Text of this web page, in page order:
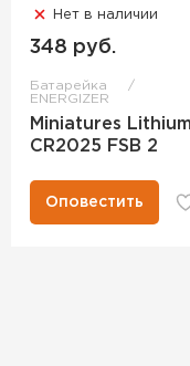
Нет в наличии
348 руб.
Батарейка
ENERGIZER
Miniatures Lithium
CR2025 FSB 2
Оповестить